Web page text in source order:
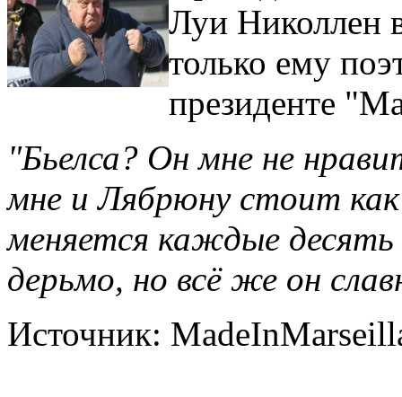
Луи Николлен
только ему
президенте
"Бьелса? Он мне не
мне и Лябрюну стоит как
меняется каждые
дерьмо, но всё же он
Источник: